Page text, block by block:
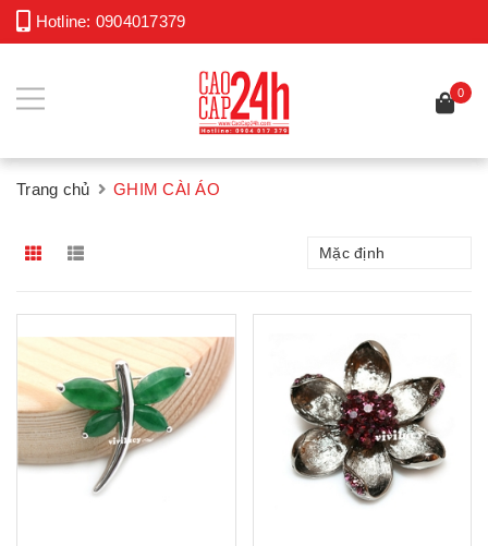
Hotline: 0904017379
0
Trang chủ GHIM CÀI ÁO
Mặc định